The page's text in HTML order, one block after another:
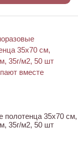
полотенца 35х70 см,
35г/м2, 50 шт